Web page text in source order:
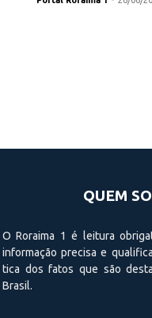
QUEM
O Roraima 1 é leitura
informação precisa e
tica dos fatos que são
Brasil.